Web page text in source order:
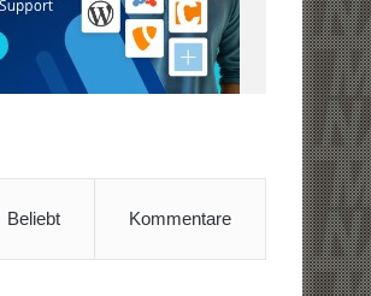
Beliebt Kommentare